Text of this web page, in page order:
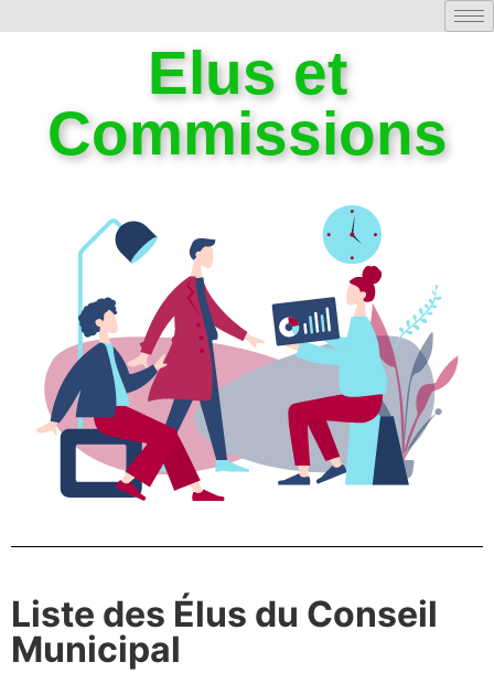
Elus et
Commissions
Liste des Élus du Conseil
Municipal